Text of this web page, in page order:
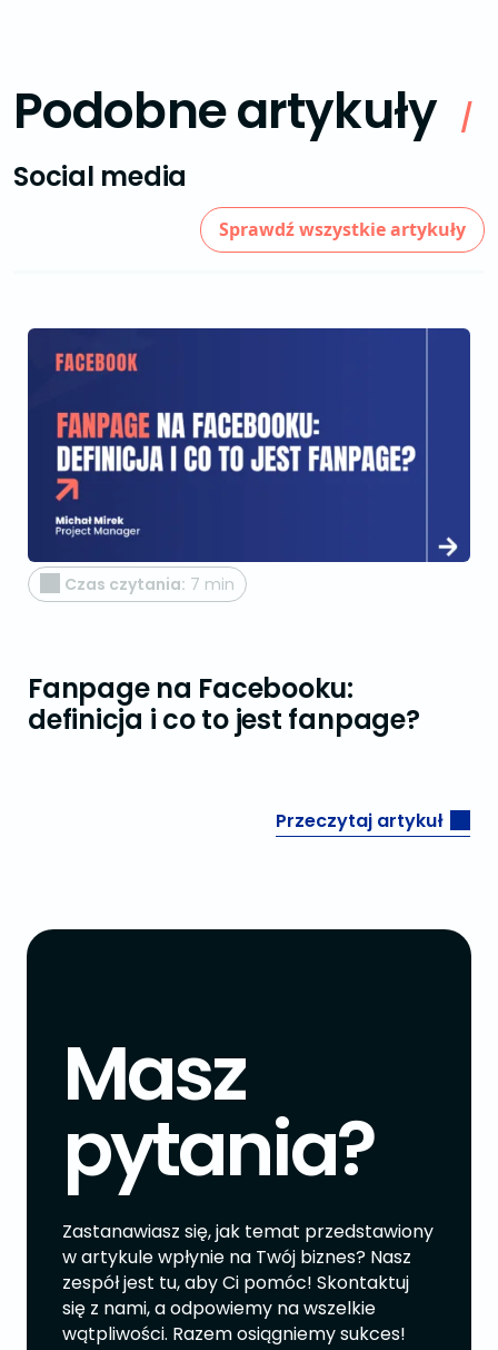
Podobne artykuły
/
Social media
Sprawdź wszystkie artykuły
Czas czytania: 7 min
Fanpage na Facebooku:
definicja i co to jest fanpage?
Przeczytaj artykuł
Masz
pytania?
Zastanawiasz się, jak temat przedstawiony
w artykule wpłynie na Twój biznes? Nasz
zespół jest tu, aby Ci pomóc! Skontaktuj
się z nami, a odpowiemy na wszelkie
wątpliwości. Razem osiągniemy sukces!